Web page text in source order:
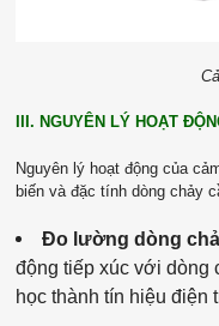
III. NGUYÊN LÝ HOẠT
Nguyên lý hoạt động của
biến và đặc tính dòng chảy
Đo lường dòng
động tiếp xúc với dòng
học thành tín hiệu điện